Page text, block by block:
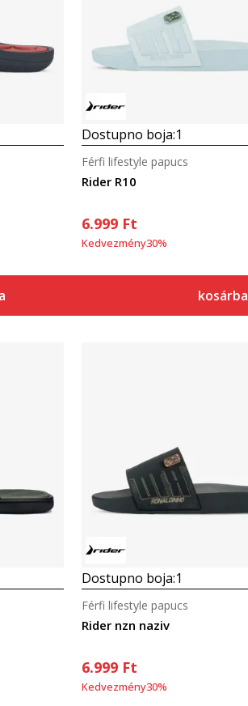
Összehasonlítás
Dostupno boja:1
Rider R10
Férfi lifestyle papucs
6.999 Ft
Kedvezmény30%
kosárba
Összehasonlítás
Dostupno boja:1
Rider nzn naziv
Férfi lifestyle papucs
6.999 Ft
Kedvezmény30%